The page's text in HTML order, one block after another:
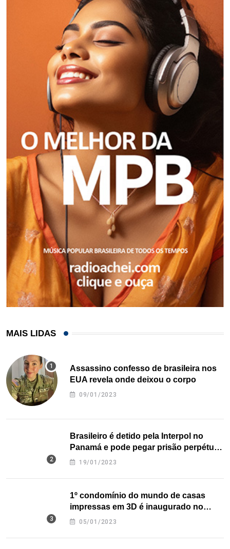
MAIS LIDAS
Assassino confesso de brasileira nos
EUA revela onde deixou o corpo
09/01/2023
Brasileiro é detido pela Interpol no
Panamá e pode pegar prisão perpétua
nos EUA
19/01/2023
1º condomínio do mundo de casas
impressas em 3D é inaugurado no
Texas
05/01/2023